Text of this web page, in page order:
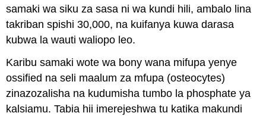
samaki wa siku za sasa ni wa kundi hili, ambalo lina
takriban spishi 30,000, na kuifanya kuwa darasa
kubwa la wauti waliopo leo.
Karibu samaki wote wa bony wana mifupa yenye
ossified na seli maalum za mfupa (osteocytes)
zinazozalisha na kudumisha tumbo la phosphate ya
kalsiamu. Tabia hii imerejeshwa tu katika makundi